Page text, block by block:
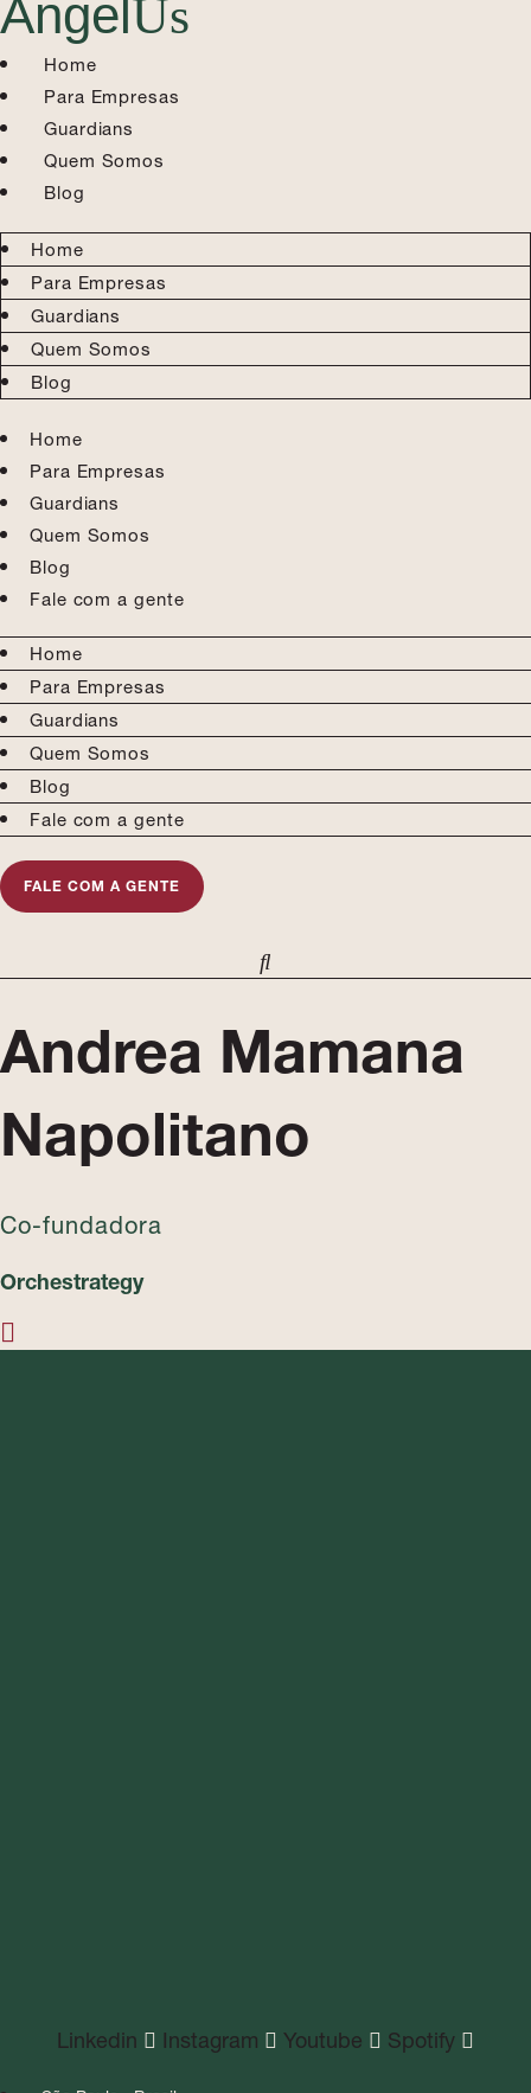
Angel Us
Home
Para Empresas
Guardians
Quem Somos
Blog
Home
Para Empresas
Guardians
Quem Somos
Blog
Home
Para Empresas
Guardians
Quem Somos
Blog
Fale com a gente
Home
Para Empresas
Guardians
Quem Somos
Blog
Fale com a gente
FALE COM A GENTE
Andrea Mamana
Napolitano
Co-fundadora
Orchestrategy
Linkedin Instagram Youtube Spotify